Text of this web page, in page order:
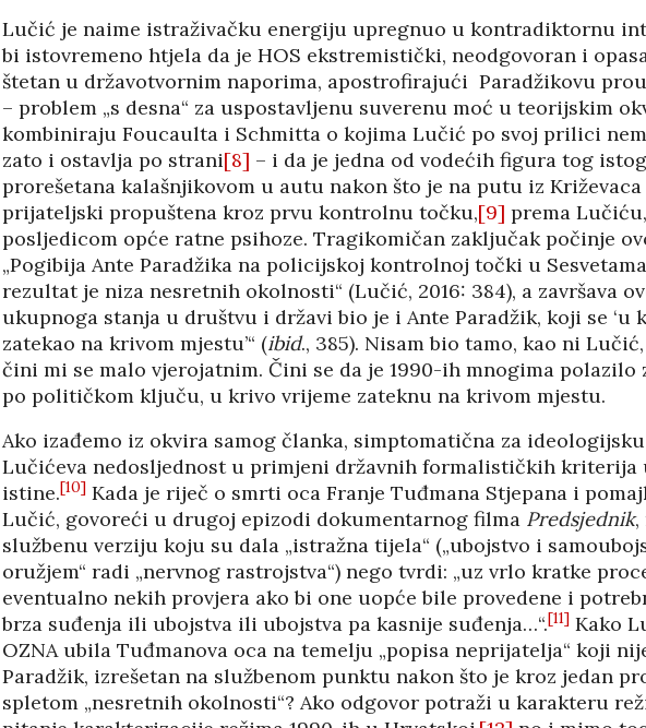
Lučić je naime istraživačku energiju upregnuo u kontradiktornu
bi istovremeno htjela da je HOS ekstremistički, neodgovoran i
štetan u državotvornim naporima, apostrofirajući Paradžikovu
– problem „s desna“ za uspostavljenu suverenu moć u teorijskim
kombiniraju Foucaulta i Schmitta o kojima Lučić po svoj prilici
zato i ostavlja po strani[8] – i da je jedna od vodećih figura tog
prorešetana kalašnjikovom u autu nakon što je na putu iz Križevaca
prijateljski propuštena kroz prvu kontrolnu točku,[9] prema
posljedicom opće ratne psihoze. Tragikomičan zaključak počinje
„Pogibija Ante Paradžika na policijskoj kontrolnoj točki u Sesvetama
rezultat je niza nesretnih okolnosti“ (Lučić, 2016: 384), a završava
ukupnoga stanja u društvu i državi bio je i Ante Paradžik, koji se ‘u
zatekao na krivom mjestu’“ (ibid., 385). Nisam bio tamo, kao ni
čini mi se malo vjerojatnim. Čini se da je 1990-ih mnogima polazilo
po političkom ključu, u krivo vrijeme zateknu na krivom mjestu.
Ako izađemo iz okvira samog članka, simptomatična za
Lučićeva nedosljednost u primjeni državnih formalističkih kriterija
istine.[10]Kada je riječ o smrti oca Franje Tuđmana Stjepana i
Lučić, govoreći u drugoj epizodi dokumentarnog filma Predsjednik,
službenu verziju koju su dala „istražna tijela“ („ubojstvo i
oružjem“ radi „nervnog rastrojstva“) nego tvrdi: „uz vrlo kratke
eventualno nekih provjera ako bi one uopće bile provedene i
brza suđenja ili ubojstva ili ubojstva pa kasnije suđenja…“.[11]Kako
OZNA ubila Tuđmanova oca na temelju „popisa neprijatelja“ koji
Paradžik, izrešetan na službenom punktu nakon što je kroz jedan
spletom „nesretnih okolnosti“? Ako odgovor potraži u karakteru